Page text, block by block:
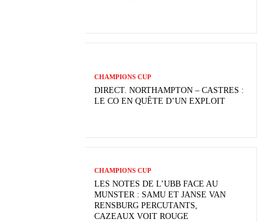
CHAMPIONS CUP
DIRECT. NORTHAMPTON – CASTRES :
LE CO EN QUÊTE D’UN EXPLOIT
CHAMPIONS CUP
LES NOTES DE L’UBB FACE AU
MUNSTER : SAMU ET JANSE VAN
RENSBURG PERCUTANTS,
CAZEAUX VOIT ROUGE